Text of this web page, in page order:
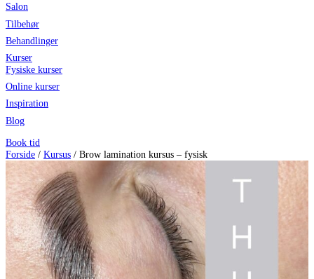
Salon
Tilbehør
Behandlinger
Kurser
Fysiske kurser
Online kurser
Inspiration
Blog
Book tid
Forside / Kursus / Brow lamination kursus – fysisk